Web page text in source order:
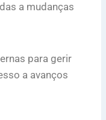
a mudanças
para gerir
a avanços